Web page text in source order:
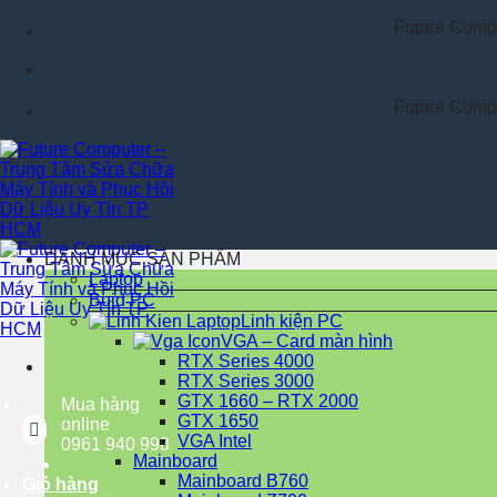
Chuyển
Future Computer
Future Computer
Mua hàng
online
0961 940 998
Giỏ hàng
DANH MỤC SẢN PHẨM
Laptop
Buid PC
Linh kiện PC
VGA – Card màn hình
RTX Series 4000
RTX Series 3000
GTX 1660 – RTX 2000
GTX 1650
VGA Intel
Mainboard
Mainboard B760